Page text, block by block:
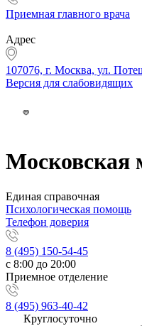
Приемная главного врача
Адрес
107076, г. Москва, ул.
Версия для слабовидящих
Московская
Единая справочная
Психологическая помощь
Телефон доверия
8 (495) 150-54-45
с 8:00 до 20:00
Приемное отделение
8 (495) 963-40-42
Круглосуточно